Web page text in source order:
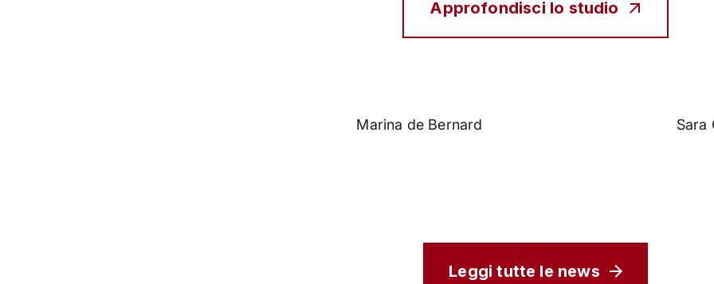
Approfondisci lo studio
Marina de Bernard Sara
Leggi tutte le news